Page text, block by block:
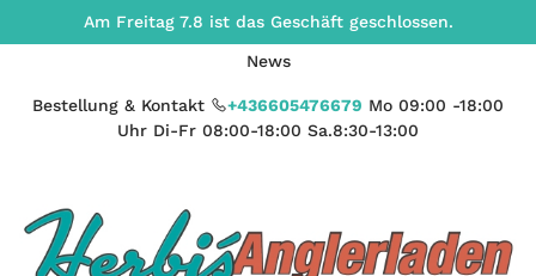
Am Freitag 7.8 ist das Geschäft geschlossen.
News
Bestellung & Kontakt +436605476679 Mo 09:00 -18:00
Uhr Di-Fr 08:00-18:00 Sa.8:30-13:00